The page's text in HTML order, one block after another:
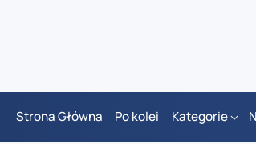
Strona Główna Po kolei Kategorie